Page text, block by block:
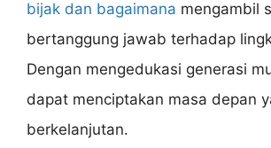
bijak dan bagaimana mengambil
bertanggung jawab terhadap
Dengan mengedukasi generasi
dapat menciptakan masa depan
berkelanjutan.